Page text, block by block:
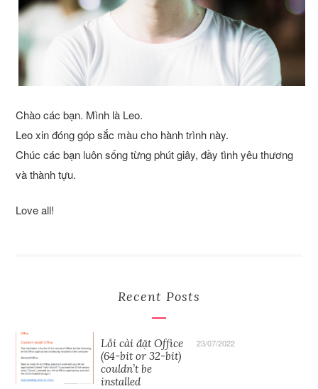
Chào các bạn. Mình là Leo.
Leo xin đóng góp sắc màu cho hành trình này.
Chúc các bạn luôn sống từng phút giây, đầy tình yêu thương
và thành tựu.
Love all!
Recent Posts
Lỗi cài đặt Office
(64-bit or 32-bit)
couldn’t be
installed
23/07/2022